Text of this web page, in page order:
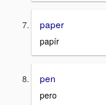
paper
papír
pen
pero